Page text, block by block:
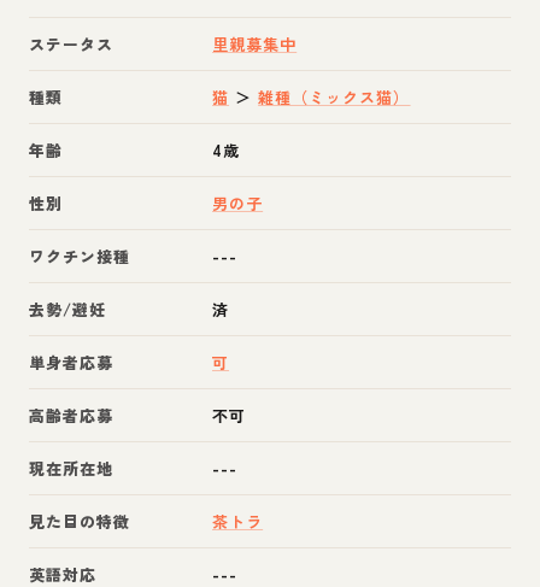
ステータス 里親募集中
種類 猫 ＞雑種（ミックス猫）
年齢 4歳
性別 男の子
ワクチン接種 ---
去勢/避妊 済
単身者応募 可
高齢者応募 不可
現在所在地 ---
見た目の特徴 茶トラ
英語対応 ---